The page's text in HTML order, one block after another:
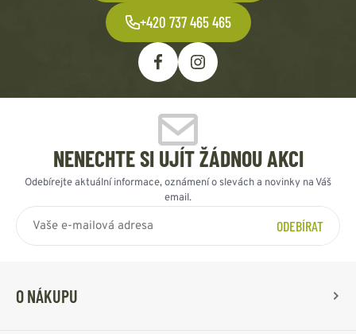
+420 737 465 465
NENECHTE SI UJÍT ŽÁDNOU AKCI
Odebírejte aktuální informace, oznámení o slevách a novinky na Váš
email.
ODEBÍRAT
O NÁKUPU